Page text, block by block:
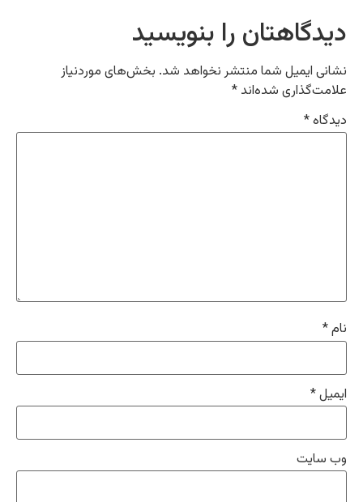
دیدگاهتان را بنویسید
نشانی ایمیل شما منتشر نخواهد شد. بخش‌های موردنیاز
علامت‌گذاری شده‌اند *
دیدگاه*
نام*
ایمیل*
وب‌ سایت